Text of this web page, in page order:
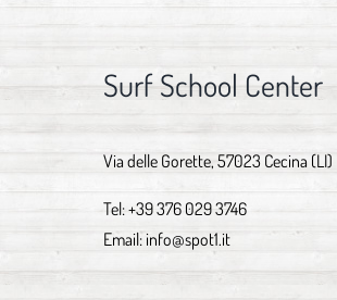
Surf School Center
Via delle Gorette, 57023 Cecina (LI)
Tel:+39 376 029 3746
Email: info@spot1.it